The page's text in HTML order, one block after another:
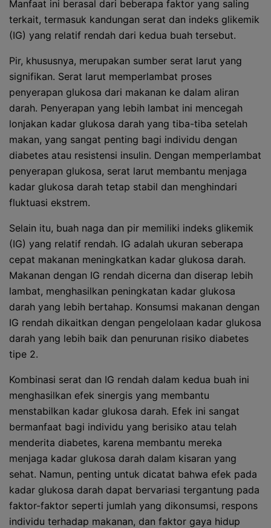
Manfaat ini berasal dari beberapa faktor yang saling
terkait, termasuk kandungan serat dan indeks glikemik
(IG) yang relatif rendah dari kedua buah tersebut.
Pir, khususnya, merupakan sumber serat larut yang
signifikan. Serat larut memperlambat proses
penyerapan glukosa dari makanan ke dalam aliran
darah. Penyerapan yang lebih lambat ini mencegah
lonjakan kadar glukosa darah yang tiba-tiba setelah
makan, yang sangat penting bagi individu dengan
diabetes atau resistensi insulin. Dengan memperlambat
penyerapan glukosa, serat larut membantu menjaga
kadar glukosa darah tetap stabil dan menghindari
fluktuasi ekstrem.
Selain itu, buah naga dan pir memiliki indeks glikemik
(IG) yang relatif rendah. IG adalah ukuran seberapa
cepat makanan meningkatkan kadar glukosa darah.
Makanan dengan IG rendah dicerna dan diserap lebih
lambat, menghasilkan peningkatan kadar glukosa
darah yang lebih bertahap. Konsumsi makanan dengan
IG rendah dikaitkan dengan pengelolaan kadar glukosa
darah yang lebih baik dan penurunan risiko diabetes
tipe 2.
Kombinasi serat dan IG rendah dalam kedua buah ini
menghasilkan efek sinergis yang membantu
menstabilkan kadar glukosa darah. Efek ini sangat
bermanfaat bagi individu yang berisiko atau telah
menderita diabetes, karena membantu mereka
menjaga kadar glukosa darah dalam kisaran yang
sehat. Namun, penting untuk dicatat bahwa efek pada
kadar glukosa darah dapat bervariasi tergantung pada
faktor-faktor seperti jumlah yang dikonsumsi, respons
individu terhadap makanan, dan faktor gaya hidup